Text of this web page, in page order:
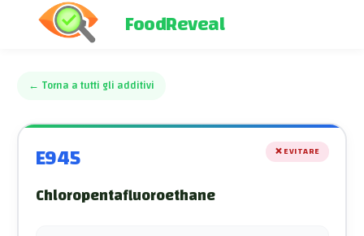
FoodReveal
← Torna a tutti gli additivi
E945 ❌EVITARE
Chloropentafluoroethane